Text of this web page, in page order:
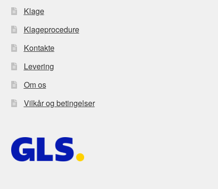
Klage
Klageprocedure
Kontakte
Levering
Om os
Vilkår og betingelser